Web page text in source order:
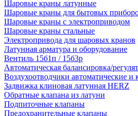
Шаровые краны латунные
Шаровые краны для бытовых
Шаровые краны с электроприводом
Шаровые краны стальные
Электропривода для шаровых кранов
Латунная арматура и оборудование
Вентиль 15б1п / 15б3р
Автоматическая балансировка/
Воздухоотводчики автоматические
Задвижка клиновая латунная HERZ
Обратные клапана из латуни
Подпиточные клапаны
Предохранительные клапаны